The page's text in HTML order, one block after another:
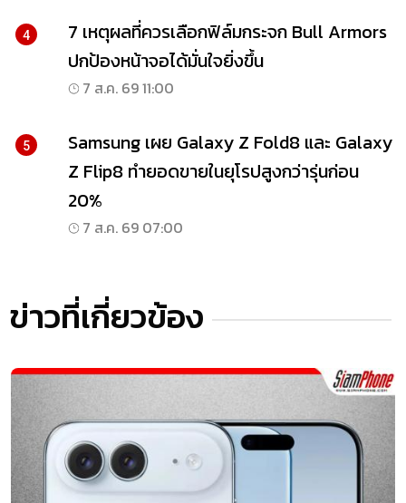
4
7 เหตุผลที่ควรเลือกฟิล์มกระจก Bull Armors
ปกป้องหน้าจอได้มั่นใจยิ่งขึ้น
7 ส.ค. 69 11:00
5
Samsung เผย Galaxy Z Fold8 และ Galaxy
Z Flip8 ทำยอดขายในยุโรปสูงกว่ารุ่นก่อน
20%
7 ส.ค. 69 07:00
ข่าวที่เกี่ยวข้อง